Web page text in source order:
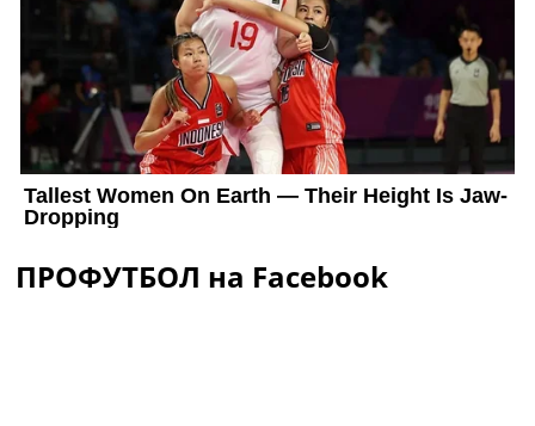
ПРОФУТБОЛ на Facebook